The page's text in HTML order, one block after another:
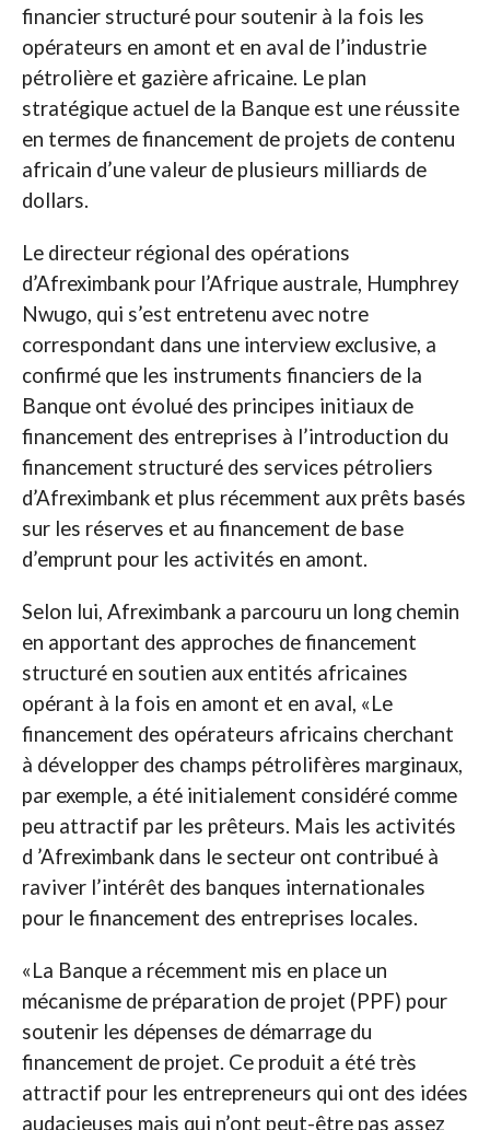
financier structuré pour soutenir à la fois les
opérateurs en amont et en aval de l’industrie
pétrolière et gazière africaine. Le plan
stratégique actuel de la Banque est une réussite
en termes de financement de projets de contenu
africain d’une valeur de plusieurs milliards de
dollars.
Le directeur régional des opérations
d’Afreximbank pour l’Afrique australe, Humphrey
Nwugo, qui s’est entretenu avec notre
correspondant dans une interview exclusive, a
confirmé que les instruments financiers de la
Banque ont évolué des principes initiaux de
financement des entreprises à l’introduction du
financement structuré des services pétroliers
d’Afreximbank et plus récemment aux prêts basés
sur les réserves et au financement de base
d’emprunt pour les activités en amont.
Selon lui, Afreximbank a parcouru un long chemin
en apportant des approches de financement
structuré en soutien aux entités africaines
opérant à la fois en amont et en aval, «Le
financement des opérateurs africains cherchant
à développer des champs pétrolifères marginaux,
par exemple, a été initialement considéré comme
peu attractif par les prêteurs. Mais les activités
d ’Afreximbank dans le secteur ont contribué à
raviver l’intérêt des banques internationales
pour le financement des entreprises locales.
«La Banque a récemment mis en place un
mécanisme de préparation de projet (PPF) pour
soutenir les dépenses de démarrage du
financement de projet. Ce produit a été très
attractif pour les entrepreneurs qui ont des idées
audacieuses mais qui n’ont peut-être pas assez